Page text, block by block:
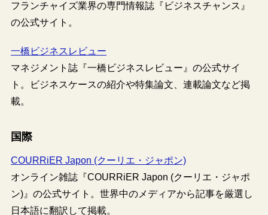
フランチャイズ業界の専門情報誌『ビジネスチャンス』
の公式サイト。
一橋ビジネスレビュー
マネジメント誌『一橋ビジネスレビュー』の公式サイ
ト。ビジネスケースの紹介や特集論文、連載論文など掲
載。
国際
COURRiER Japon (クーリエ・ジャポン)
オンライン雑誌『COURRiER Japon (クーリエ・ジャポ
ン)』の公式サイト。世界中のメディアから記事を厳選し
日本語に翻訳して掲載。